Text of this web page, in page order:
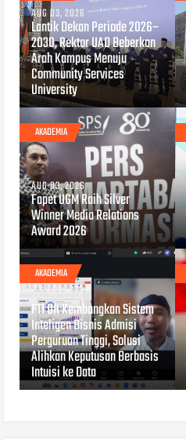
AUG 03, 2026
Lantik Dekan Periode 2026–
2030, Rektor UAD Beberkan
Arah Kampus Menuju
Community Services
University
AKADEMIA
AUG 03, 2026
Fapet UGM Raih Silver
Winner Media Relations
Award 2026
AKADEMIA
JUL 30, 2026
FTI UII Kembangkan Sistem
Inteligen Bisnis Admisi
Perguruan Tinggi, Solusi
Alihkan Keputusan Berbasis
Intuisi ke Data